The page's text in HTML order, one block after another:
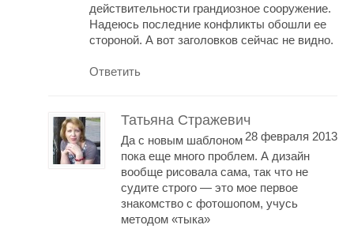
действительности грандиозное сооружение.
Надеюсь последние конфликты обошли ее
стороной. А вот заголовков сейчас не видно.
Ответить
Татьяна Стражевич
28 февраля 2013
Да с новым шаблоном
пока еще много проблем. А дизайн
вообще рисовала сама, так что не
судите строго — это мое первое
знакомство с фотошопом, учусь
методом «тыка»